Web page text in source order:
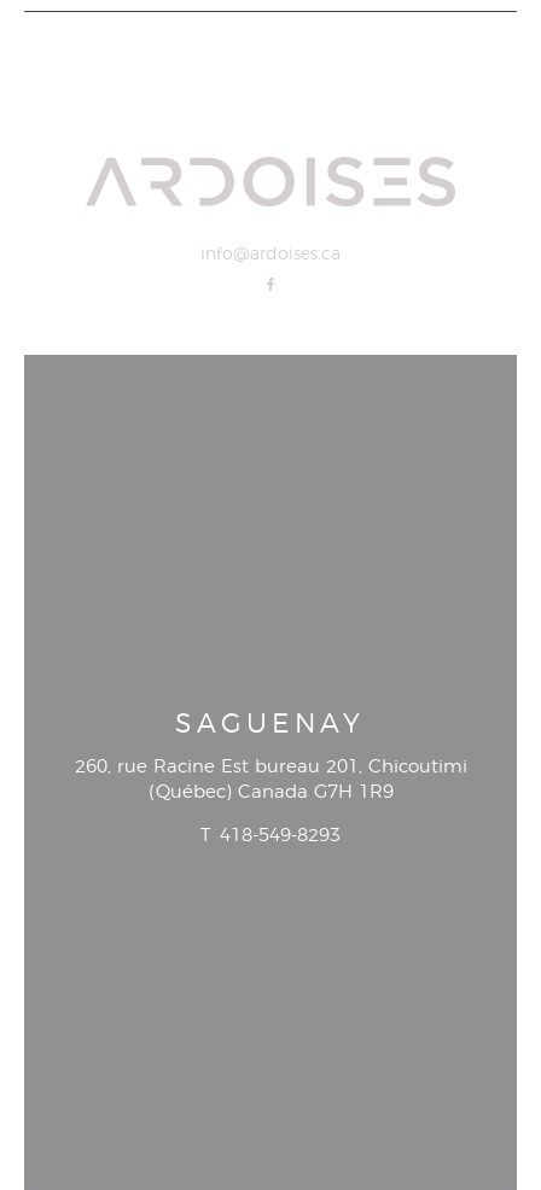
info@ardoises.ca
SAGUENAY
260, rue Racine Est bureau 201
, Chicoutimi
(Québec) Canada G7H 1R9
418-549-8293